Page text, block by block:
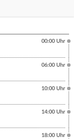
00:00 Uhr
06:00 Uhr
10:00 Uhr
14:00 Uhr
18:00 Uhr